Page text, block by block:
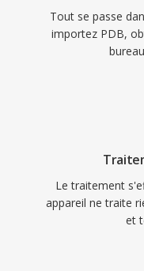
Tout se passe
importez PDB,
Le traitement
appareil ne traite
et